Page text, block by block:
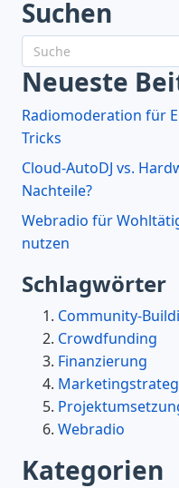
Suchen
Neueste
Radiomoderation für
Tricks
Cloud-AutoDJ vs.
Nachteile?
Webradio für
nutzen
Schlagwörter
Community-
Crowdfunding
Finanzierung
Webradio
Kategorien